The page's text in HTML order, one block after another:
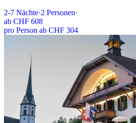
2-7 Nächte·2 Personen·
ab CHF 608
pro Person ab CHF 304